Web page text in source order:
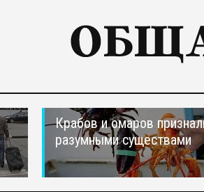
Крабов и омаров
разумными существами